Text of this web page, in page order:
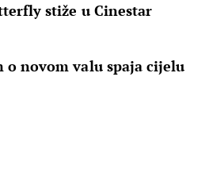
stiže u Cinestar
novom valu spaja cijelu